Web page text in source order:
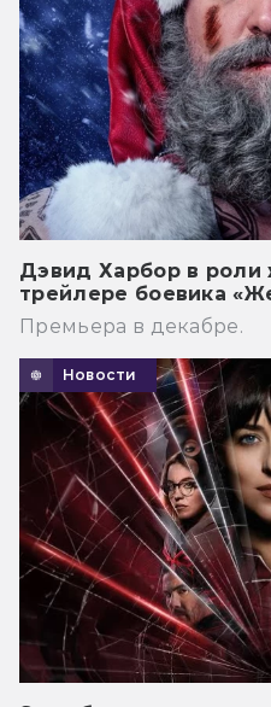
Дэвид Харбор в роли
трейлере боевика
Премьера в декабре.
Новости